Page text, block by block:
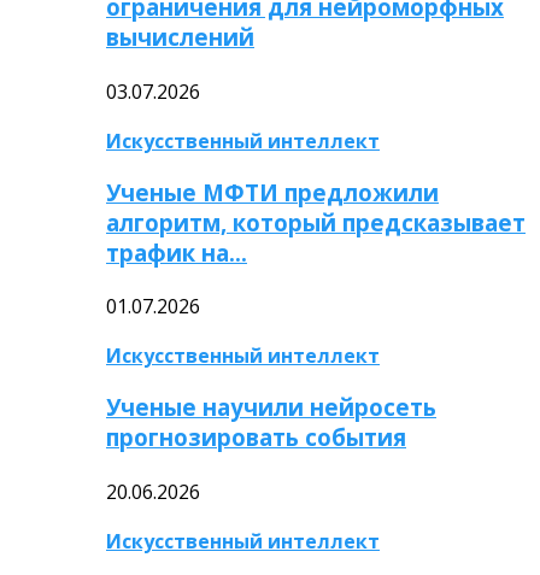
ограничения для нейроморфных
вычислений
03.07.2026
Искусственный интеллект
Ученые МФТИ предложили
алгоритм, который предсказывает
трафик на…
01.07.2026
Искусственный интеллект
Ученые научили нейросеть
прогнозировать события
20.06.2026
Искусственный интеллект